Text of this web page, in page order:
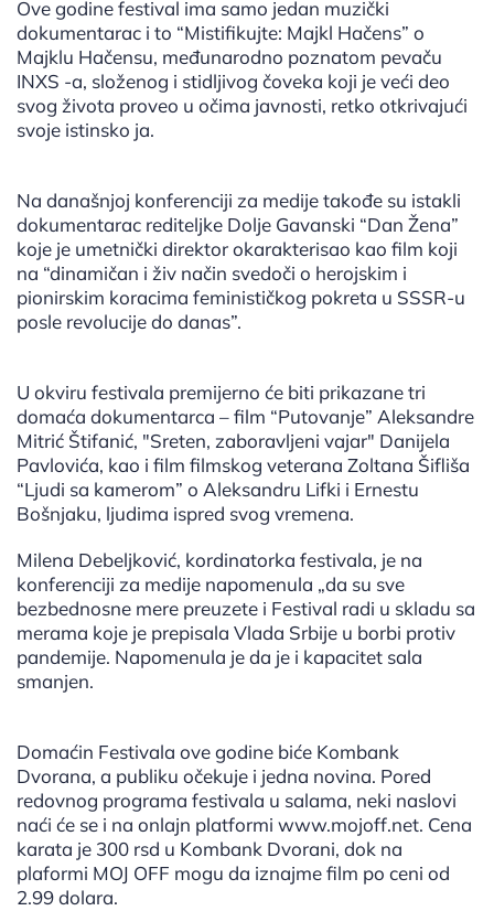
Ove godine festival ima samo jedan muzički
dokumentarac i to “Mistifikujte: Majkl Hačens” o
Majklu Hačensu, međunarodno poznatom pevaču
INXS -a, složenog i stidljivog čoveka koji je veći deo
svog života proveo u očima javnosti, retko otkrivajući
svoje istinsko ja.
Na današnjoj konferenciji za medije takođe su istakli
dokumentarac rediteljke Dolje Gavanski “Dan Žena”
koje je umetnički direktor okarakterisao kao film koji
na “dinamičan i živ način svedoči o herojskim i
pionirskim koracima feminističkog pokreta u SSSR-u
posle revolucije do danas”.
U okviru festivala premijerno će biti prikazane tri
domaća dokumentarca – film “Putovanje” Aleksandre
Mitrić Štifanić, "Sreten, zaboravljeni vajar" Danijela
Pavlovića, kao i film filmskog veterana Zoltana Šifliša
“Ljudi sa kamerom” o Aleksandru Lifki i Ernestu
Bošnjaku, ljudima ispred svog vremena.
Milena Debeljković, kordinatorka festivala, je na
konferenciji za medije napomenula „da su sve
bezbednosne mere preuzete i Festival radi u skladu sa
merama koje je prepisala Vlada Srbije u borbi protiv
pandemije. Napomenula je da je i kapacitet sala
smanjen.
Domaćin Festivala ove godine biće Kombank
Dvorana, a publiku očekuje i jedna novina. Pored
redovnog programa festivala u salama, neki naslovi
naći će se i na onlajn platformi www.mojoff.net. Cena
karata je 300 rsd u Kombank Dvorani, dok na
plaformi MOJ OFF mogu da iznajme film po ceni od
2.99 dolara.